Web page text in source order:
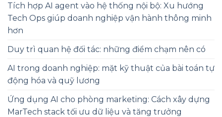
Tích hợp AI agent vào hệ thống nội bộ: Xu hướng
Tech Ops giúp doanh nghiệp vận hành thông minh
hơn
Duy trì quan hệ đối tác: những điểm chạm nên có
AI trong doanh nghiệp: mặt kỹ thuật của bài toán tự
động hóa và quỹ lương
Ứng dụng AI cho phòng marketing: Cách xây dựng
MarTech stack tối ưu dữ liệu và tăng trưởng